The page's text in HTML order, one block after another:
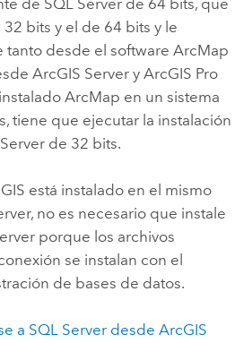
bits y el de 64 bits y le
tanto desde el software ArcMap
ArcGIS Servery ArcGIS Pro
ArcMap en un sistema
tiene que ejecutar la instalación
de 32 bits.
está instalado en el mismo
, no es necesario que instale
porque los archivos
se instalan con el
de bases de datos.
a SQL Serverdesde ArcGIS